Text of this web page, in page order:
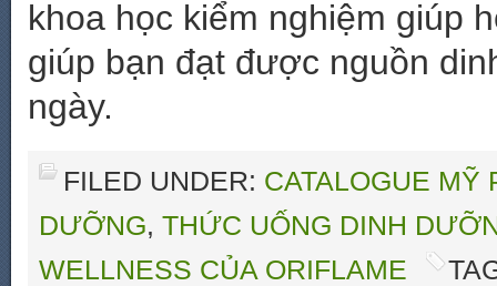
khoa học kiểm nghiệm giúp
giúp bạn đạt được nguồn
ngày.
FILED UNDER: CATALOGUE MỸ
DƯỠNG, THỨC UỐNG DINH
WELLNESS CỦA ORIFLAME